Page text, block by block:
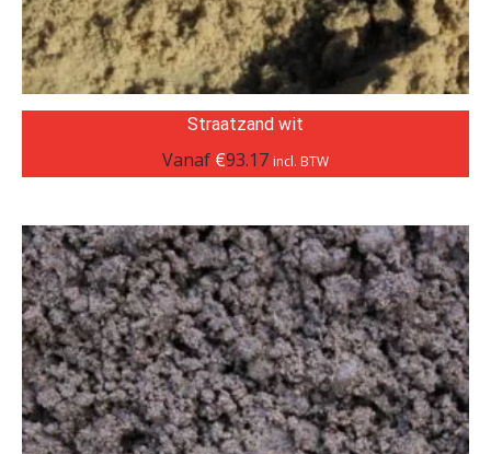
Straatzand wit
Vanaf €93.17 incl. BTW